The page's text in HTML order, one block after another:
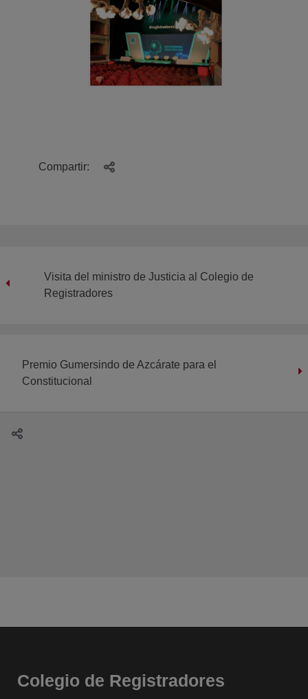
Compartir:
Visita del ministro de Justicia al Colegio de
Registradores
Premio Gumersindo de Azcárate para el
Constitucional
Colegio de Registradores